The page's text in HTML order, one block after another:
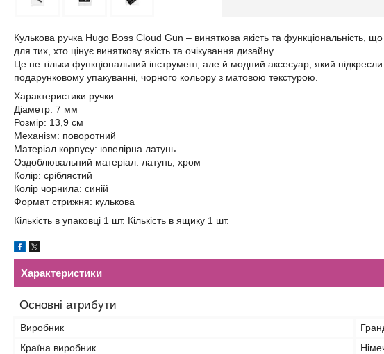
Кулькова ручка Hugo Boss Cloud Gun – виняткова якість та функціональність,
для тих, хто цінує виняткову якість та очікування дизайну.
Це не тільки функціональний інструмент, але й модний аксесуар, який
подарунковому упакуванні, чорного кольору з матовою текстурою.
Характеристики ручки:
Діаметр: 7 мм
Розмір: 13,9 см
Механізм: поворотний
Матеріал корпусу: ювелірна латунь
Оздоблювальний матеріал: латунь, хром
Колір: сріблястий
Колір чорнила: синій
Формат стрижня: кулькова
Кількість в упаковці 1 шт. Кількість в ящику 1 шт.
Характеристики
Основні атрибути
Виробник
Країна виробник